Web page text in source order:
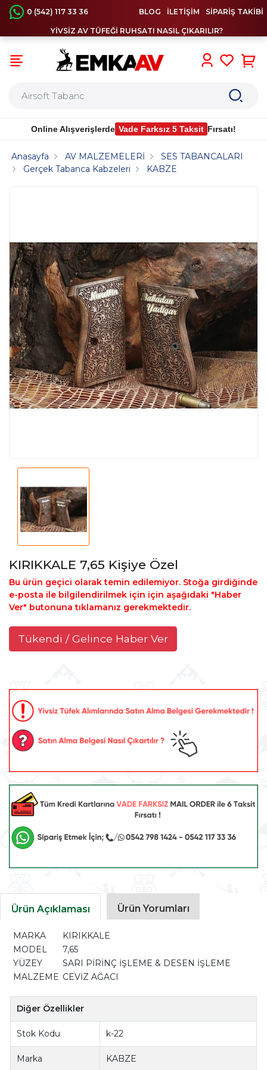
0 (542) 117 33 36 BLOG İLETİŞİM SİPARİŞ TAKİBİ
YİVSİZ AV TÜFEĞİ RUHSATI NASIL ÇIKARILIR?
Online Alışverişlerde Vade Farksız 5 Taksit Fırsatı!
Anasayfa AV MALZEMELERİ
SES TABANCALARI
Gerçek Tabanca Kabzeleri
KABZE
KIRIKKALE 7,65 Kişiye Özel
Bu ürün geçici olarak temin edilemiyor. Stoğa girdiğinde
e-posta ile bilgilendirilmek için için aşağıdaki "Haber
Ver" butonuna tıklamanız gerekmektedir.
Tükendi / Gelince Haber Ver
Ürün Açıklaması Ürün Yorumları
MARKA
KIRIKKALE
MODEL
7,65
YÜZEY
SARI PİRİNÇ İŞLEME & DESEN İŞLEME
MALZEME CEVİZ AĞACI
Diğer Özellikler
Stok Kodu k-22
Marka KABZE